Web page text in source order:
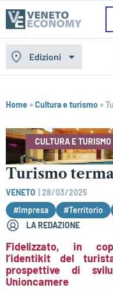
Edizioni
Home »Cultura e turismo »
CULTURA E TURISMO
Turismo
VENETO
28/03/2025
#Impresa
#Territorio
LA REDAZIONE
Fidelizzato, in
l’identikit del
prospettive di
Unioncamere